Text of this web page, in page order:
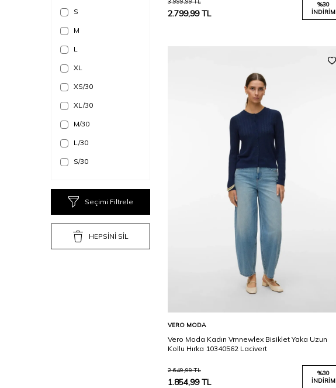
S
M
L
XL
XS/30
XL/30
M/30
L/30
S/30
XL/32
S/32
M/32
Seçimi Filtrele
HEPSİNİ SİL
2.799,99TL
%30
İNDIRIM
Sepete Ekle
VERO MODA
Vero Moda Kadın Vmnewlex Bisiklet Yaka Uzun
Kollu Hırka 10340562 Lacivert
2.649,99TL
1.854,99TL
%30
İNDIRIM